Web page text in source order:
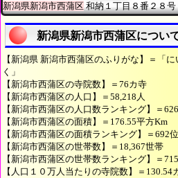
新潟県新潟市西蒲区和納１丁目８番２８号
新潟県新潟市西蒲区につい
【新潟県 新潟市西蒲区のふりがな】＝「
く」
【新潟市西蒲区の寺院数】＝76カ寺
【新潟市西蒲区の人口】＝58,218人
【新潟市西蒲区の人口数ランキング】＝
【新潟市西蒲区の面積】＝176.55平方Km
【新潟市西蒲区の面積ランキング】＝692
【新潟市西蒲区の世帯数】＝18,367世帯
【新潟市西蒲区の世帯数ランキング】＝
【人口１０万人当たりの寺院数】＝130.54